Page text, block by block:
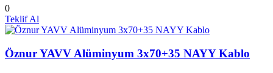
0
Teklif Al
Öznur YAVV Alüminyum 3x70+35 NAYY Kablo